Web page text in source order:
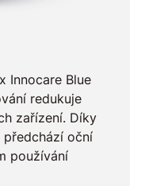
Innocare Blue
redukuje
zařízení. Díky
oční
používání